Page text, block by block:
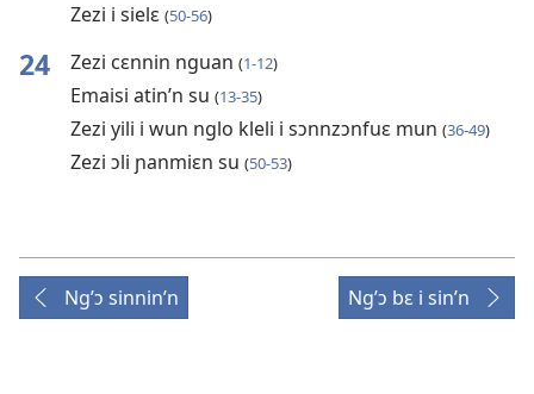
Zezi i sielɛ (50-56)
24 Zezi cɛnnin nguan (1-12)
Emaisi atin’n su (13-35)
Zezi yili i wun nglo kleli i sɔnnzɔnfuɛ mun (36-49)
Zezi ɔli ɲanmiɛn su (50-53)
Ng’ɔ sinnin’n Ng’ɔ bɛ i sin’n